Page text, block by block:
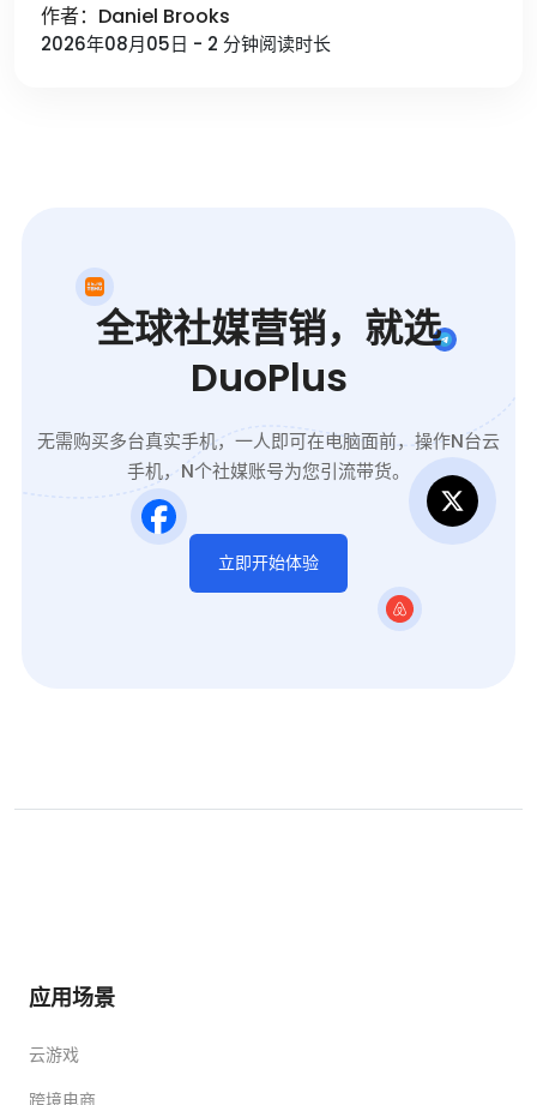
作者：Daniel Brooks
2026年08月05日 - 2 分钟阅读时长
全球社媒营销，就选
DuoPlus
无需购买多台真实手机，一人即可在电脑面前，操作N台云
手机，N个社媒账号为您引流带货。
立即开始体验
应用场景
云游戏
跨境电商